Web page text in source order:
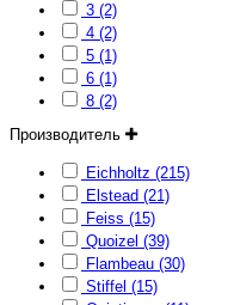
3 (2)
4 (2)
5 (1)
6 (1)
8 (2)
Производитель
Eichholtz (215)
Elstead (21)
Feiss (15)
Quoizel (39)
Flambeau (30)
Stiffel (15)